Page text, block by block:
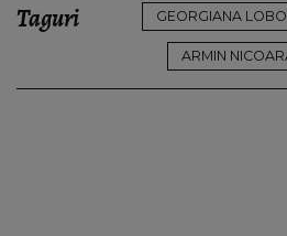
Taguri GEORGIANA
ARMIN